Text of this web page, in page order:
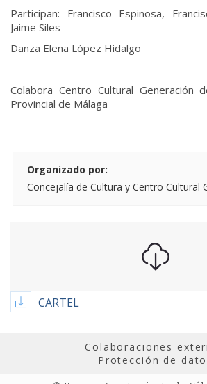
Participan: Francisco Espinosa,
Jaime Siles
Danza Elena López Hidalgo
Colabora Centro Cultural Generación
Provincial de Málaga
Organizado por:
Concejalía de Cultura y Centro Cultural
CARTEL
Colaboraciones
Protección de